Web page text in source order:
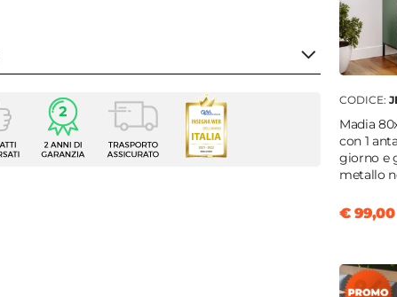
Set sgabelli
2 elementi
CODICE:
Madia
con 1
giorno e
metallo
€ 99,00